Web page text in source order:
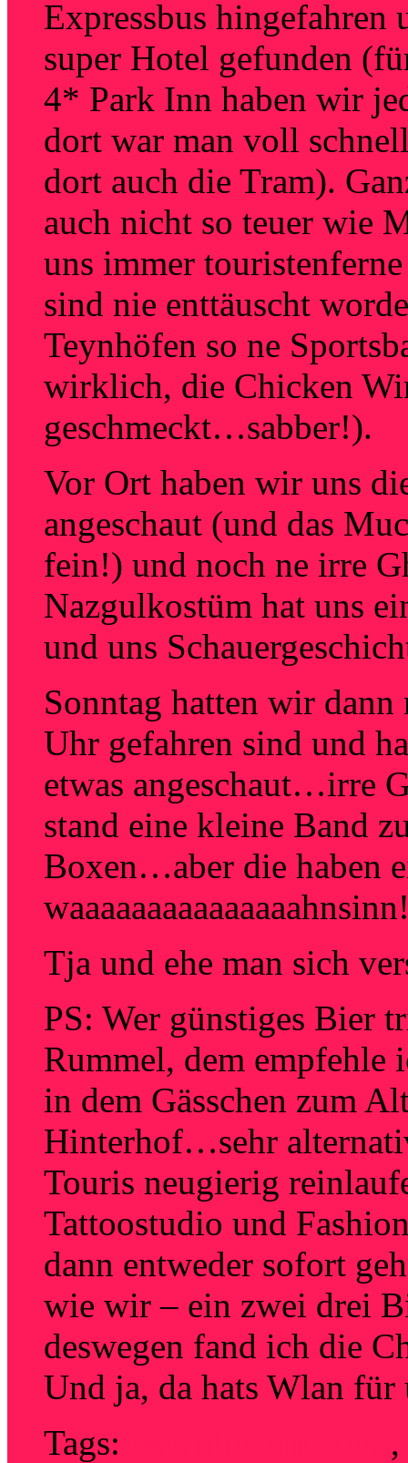
Expressbus hingefahren
super Hotel gefunden
4* Park Inn haben wir
dort war man voll
dort auch die Tram).
auch nicht so teuer wie
uns immer
sind nie enttäuscht
Teynhöfen so ne
wirklich, die Chicken
geschmeckt…sabber!).
Vor Ort haben wir uns
angeschaut (und das
fein!) und noch ne irre
Nazgulkostüm hat uns
und uns
Sonntag hatten wir
Uhr gefahren sind und
etwas angeschaut…irre
stand eine kleine Band
Boxen…aber die haben
Tja und ehe man sich
PS: Wer günstiges Bier
Rummel, dem empfehle
in dem Gässchen zum
Hinterhof…sehr
Touris neugierig
Tattoostudio und
dann entweder sofort
wie wir – ein zwei drei
deswegen fand ich die
Und ja, da hats Wlan
Tags:
,